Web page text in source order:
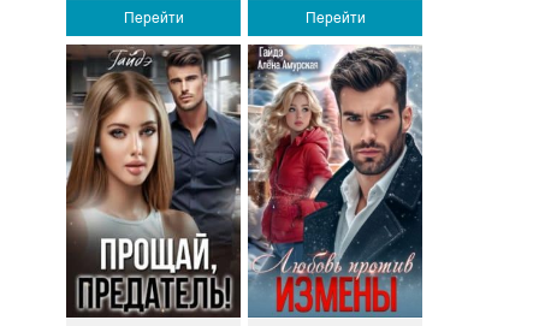
Перейти Перейти